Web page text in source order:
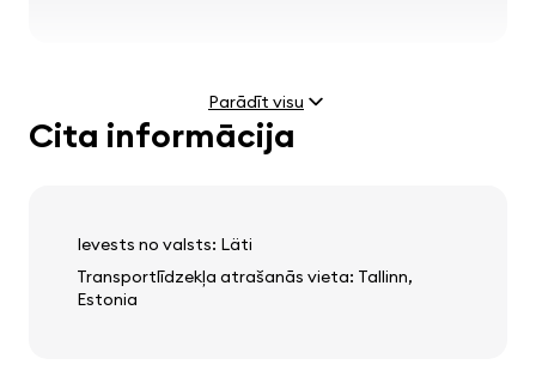
Stūre
Dzinējs
Parādīt visu
Cita informācija
Ievests no valsts: Läti
Transportlīdzekļa atrašanās vieta: Tallinn,
Estonia